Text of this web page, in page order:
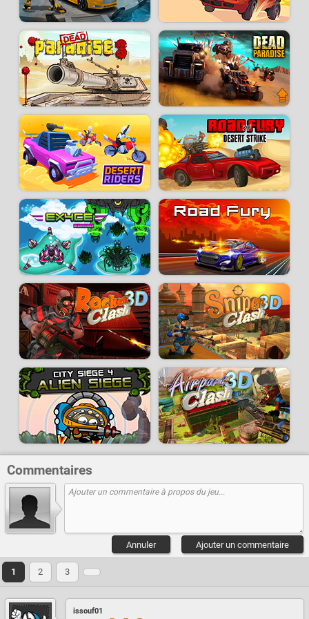
Commentaires
Ajouter un commentaire
Annuler
1 2 3
issouf01